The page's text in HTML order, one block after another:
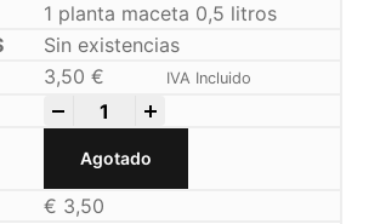
1 planta maceta 0,5 litros
Sin existencias
3,50€ IVA Incluido
Agotado
€ 3,50